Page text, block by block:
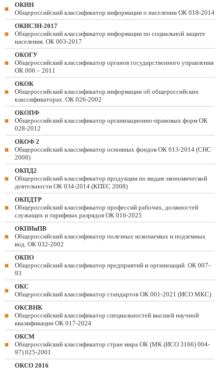
ОКИН
Общероссийский классификатор информации о населении ОК 018-2014
ОКИСЗН-2017
Общероссийский классификатор информации по социальной защите
населения. ОК 003-2017
ОКОГУ
Общероссийский классификатор органов государственного управления
ОК 006 – 2011
ОКОК
Общероссийский классификатор информации об общероссийских
классификаторах. ОК 026-2002
ОКОПФ
Общероссийский классификатор организационно-правовых форм ОК
028-2012
ОКОФ 2
Общероссийский классификатор основных фондов ОК 013-2014 (СНС
2008)
ОКПД2
Общероссийский классификатор продукции по видам экономической
деятельности ОК 034-2014 (КПЕС 2008)
ОКПДТР
Общероссийский классификатор профессий рабочих, должностей
служащих и тарифных разрядов ОК 016-2025
ОКПИиПВ
Общероссийский классификатор полезных ископаемых и подземных
вод. ОК 032-2002
ОКПО
Общероссийский классификатор предприятий и организаций. ОК 007–
93
ОКС
Общероссийский классификатор стандартов ОК 001-2021 (ИСО МКС)
ОКСВНК
Общероссийский классификатор специальностей высшей научной
квалификации ОК 017-2024
ОКСМ
Общероссийский классификатор стран мира ОК (МК (ИСО 3166) 004-
97) 025-2001
ОКСО 2016